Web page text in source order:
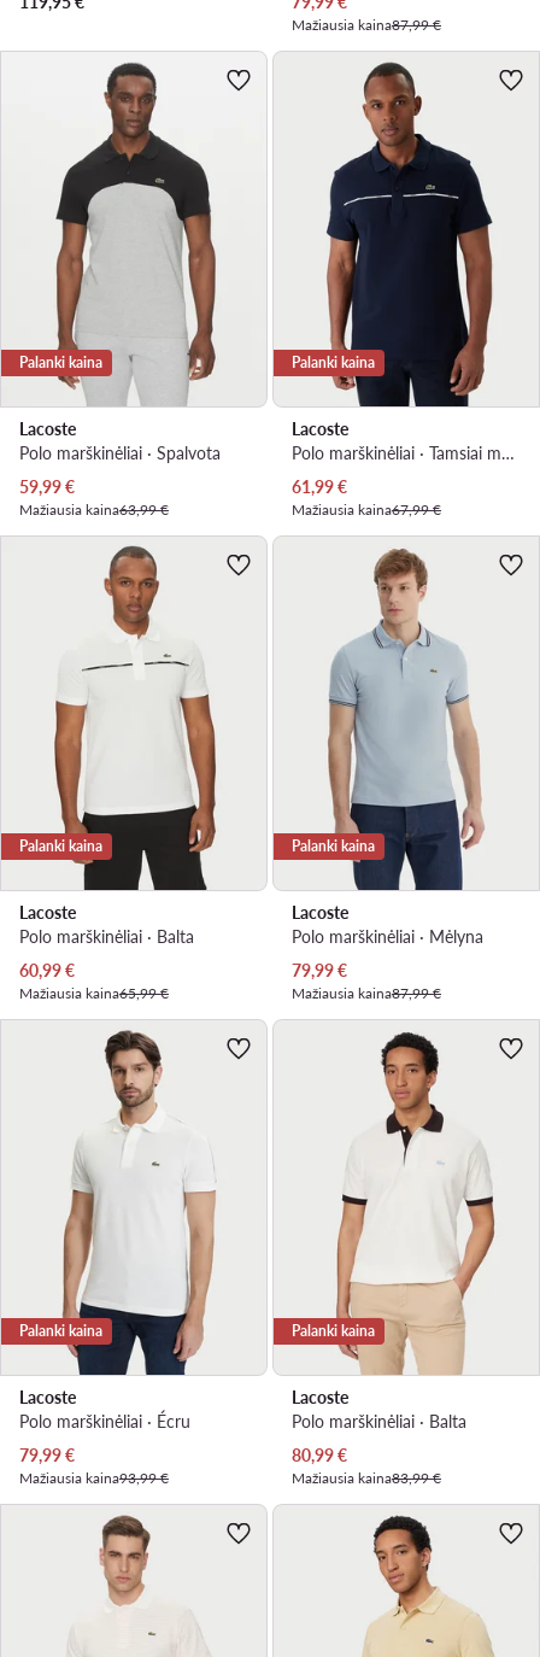
Mažiausia kaina87,99 €
Palanki kaina
Lacoste
Polo marškinėliai · Spalvota
Dabartinė kaina
59,99€
Mažiausia kaina63,99 €
Palanki kaina
Lacoste
Polo marškinėliai · Tamsiai mėlyna
Dabartinė kaina
61,99€
Mažiausia kaina67,99 €
Palanki kaina
Lacoste
Polo marškinėliai · Balta
Dabartinė kaina
60,99€
Mažiausia kaina65,99 €
Palanki kaina
Lacoste
Polo marškinėliai · Mėlyna
Dabartinė kaina
79,99€
Mažiausia kaina87,99 €
Palanki kaina
Lacoste
Polo marškinėliai · Écru
Dabartinė kaina
79,99€
Mažiausia kaina93,99 €
Palanki kaina
Lacoste
Polo marškinėliai · Balta
Dabartinė kaina
80,99€
Mažiausia kaina83,99 €